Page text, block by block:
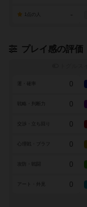
-
プレイ感の評価
0
戦略・判断力 0
0
0
0
アート・外見 0